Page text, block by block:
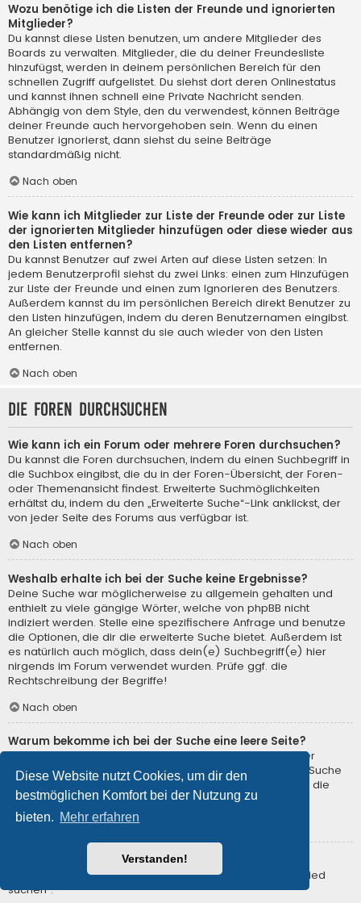
Diese Website nutzt Cookies, um dir den
bestmöglichen Komfort bei der Nutzung zu
bieten. Mehr erfahren
Verstanden!
Wozu benötige ich die Listen der Freunde und ignorierten
Mitglieder?
Du kannst diese Listen benutzen, um andere Mitglieder des
Boards zu verwalten. Mitglieder, die du deiner Freundesliste
hinzufügst, werden in deinem persönlichen Bereich für den
schnellen Zugriff aufgelistet. Du siehst dort deren Onlinestatus
und kannst ihnen schnell eine Private Nachricht senden.
Abhängig von dem Style, den du verwendest, können Beiträge
deiner Freunde auch hervorgehoben sein. Wenn du einen
Benutzer ignorierst, dann siehst du seine Beiträge
standardmäßig nicht.
Nach oben
Wie kann ich Mitglieder zur Liste der Freunde oder zur Liste
der ignorierten Mitglieder hinzufügen oder diese wieder aus
den Listen entfernen?
Du kannst Benutzer auf zwei Arten auf diese Listen setzen: In
jedem Benutzerprofil siehst du zwei Links: einen zum Hinzufügen
zur Liste der Freunde und einen zum Ignorieren des Benutzers.
Außerdem kannst du im persönlichen Bereich direkt Benutzer zu
den Listen hinzufügen, indem du deren Benutzernamen eingibst.
An gleicher Stelle kannst du sie auch wieder von den Listen
entfernen.
Nach oben
Die Foren durchsuchen
Wie kann ich ein Forum oder mehrere Foren durchsuchen?
Du kannst die Foren durchsuchen, indem du einen Suchbegriff in
die Suchbox eingibst, die du in der Foren-Übersicht, der Foren-
oder Themenansicht findest. Erweiterte Suchmöglichkeiten
erhältst du, indem du den „Erweiterte Suche“-Link anklickst, der
von jeder Seite des Forums aus verfügbar ist.
Nach oben
Weshalb erhalte ich bei der Suche keine Ergebnisse?
Deine Suche war möglicherweise zu allgemein gehalten und
enthielt zu viele gängige Wörter, welche von phpBB nicht
indiziert werden. Stelle eine spezifischere Anfrage und benutze
die Optionen, die dir die erweiterte Suche bietet. Außerdem ist
es natürlich auch möglich, dass dein(e) Suchbegriff(e) hier
nirgends im Forum verwendet wurden. Prüfe ggf. die
Rechtschreibung der Begriffe!
Nach oben
Warum bekomme ich bei der Suche eine leere Seite?
Deine Suche lieferte zu viele Ergebnisse, somit konnte der
Webserver sie nicht verarbeiten. Benutze die erweiterte Suche
und gib spezifischere Suchbegriffe ein oder beschränke die
Suche auf verschiedene Unterforen.
Nach oben
Wie kann ich nach Mitgliedern suchen?
Gehe zur Mitgliederliste und klicke auf „Nach einem Mitglied
suchen“.